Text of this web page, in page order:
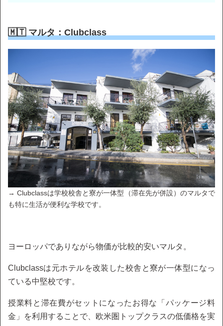
🇲🇹 マルタ：Clubclass
→ Clubclassは学校校舎と寮が一体型（滞在先が併設）のマルタで
も特に生活が便利な学校です。
ヨーロッパでありながら物価が比較的安いマルタ。
Clubclassは元ホテルを改装した校舎と寮が一体型になっ
ている中堅校です。
授業料と滞在費がセットになったお得な「パッケージ料
金」を利用することで、欧米圏トップクラスの低価格を実